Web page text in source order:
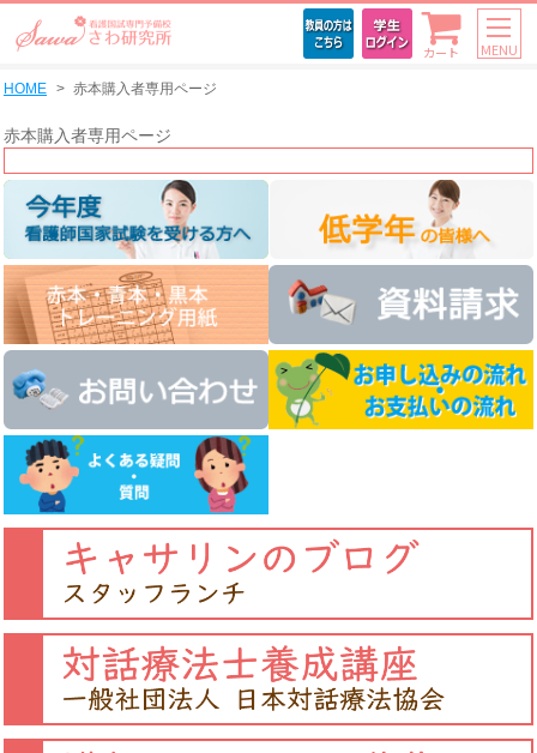
カート MENU
HOME 赤本購入者専用ページ
赤本購入者専用ページ